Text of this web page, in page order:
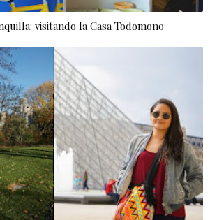
visitando la Casa Todomono